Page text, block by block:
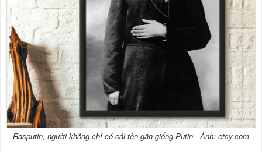
Rasputin, người không chỉ có cái tên gần giống Putin - Ảnh: etsy.com